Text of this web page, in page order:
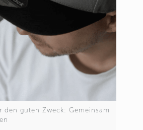
den guten Zweck: Gemeinsam